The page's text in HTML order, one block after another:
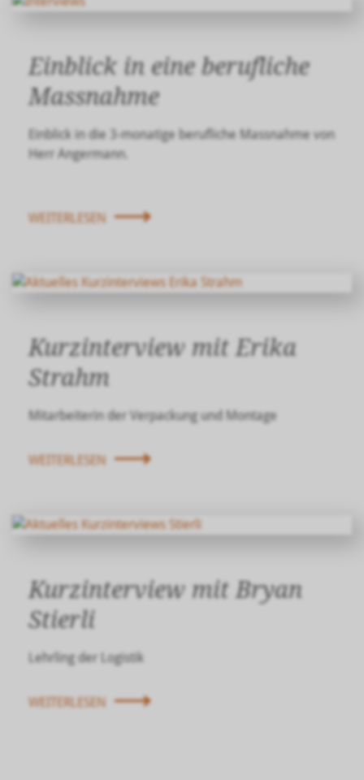
Einblick in eine berufliche
Massnahme
Einblick in die 3-monatige berufliche Massnahme von
Herr Angermann.
WEITERLESEN
Kurzinterview mit Erika
Strahm
Mitarbeiterin der Verpackung und Montage
WEITERLESEN
Kurzinterview mit Bryan
Stierli
Lehrling der Logistik
WEITERLESEN